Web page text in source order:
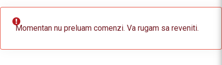
Momentan nu preluam comenzi. Va rugam sa reveniti.